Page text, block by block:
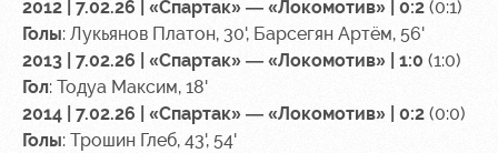
Events
Hosting
Fields
rent
Локо
Старт
Локо-Лето
Банковская
«Локомотив»
Wallpapers
2012 | 7.02.26 | «Спартак» — «Локомотив» | 0:2 (0:1)
Голы: Лукьянов Платон, 30', Барсегян Артём, 56'
2013 | 7.02.26 | «Спартак» — «Локомотив» | 1:0 (1:0)
Гол: Тодуа Максим, 18'
2014 | 7.02.26 | «Спартак» — «Локомотив» | 0:2 (0:0)
Голы: Трошин Глеб, 43', 54'